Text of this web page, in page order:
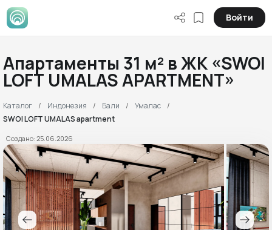
Войти
Апартаменты 31 м² в ЖК «SWOI
LOFT UMALAS APARTMENT»
Каталог Индонезия Бали
Умалас
SWOI LOFT UMALAS apartment
Создано: 25.06.2026